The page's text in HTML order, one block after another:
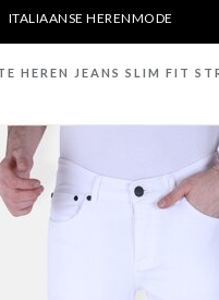
ITALIAANSE HERENMODE
HEREN JEANS SLIM FIT